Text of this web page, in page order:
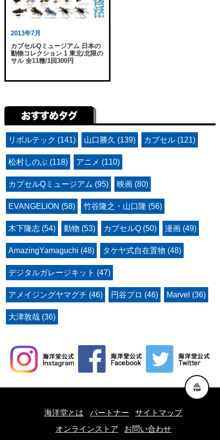
2013年7月
カプセルQミュージアム 日本の
動物コレクション 1 東北/北限の
サル 全11種/1回300円
リボルテック (141) 山口勝久 (139) カプセル (121)
松村しのぶ (118) アニメ (110)
カプセルQミュージアム (95) 映画 (80)
EVANGELION (58) 竹谷隆之・山口隆 (56)
木下隆志 (54) 動物 (53) カプセルQ (50) 漫画 (49)
AmazingYamaguchi (48) タケヤ式自在置物 (48)
デジタルガレージキット (47)
アメイジングヤマグチ (46) 円谷プロ (46) Marvel (36)
大津敦哉 (36)
海洋堂とは パートナー
サイトマップ
オンラインストア
お問い合わせ